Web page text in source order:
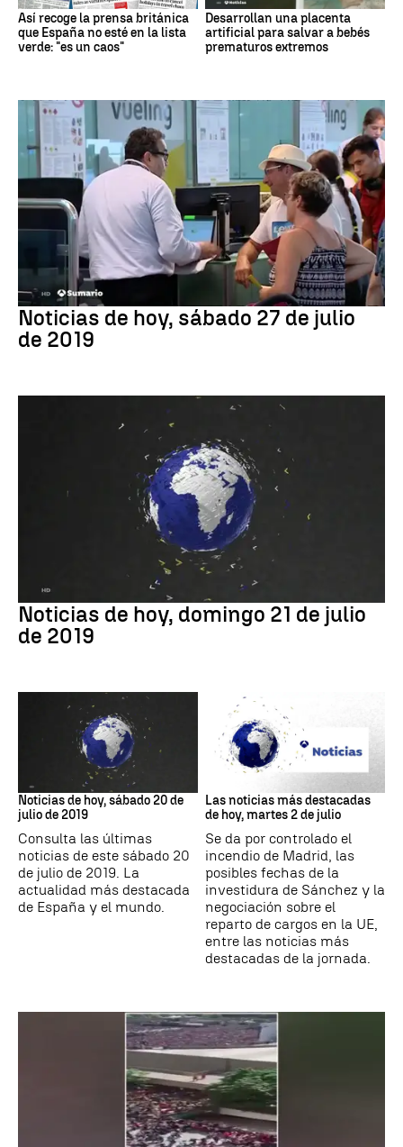
Así recoge la prensa británica
que España no esté en la lista
verde: "es un caos"
Desarrollan una placenta
artificial para salvar a bebés
prematuros extremos
ÚLTIMAS NOTICIAS
Noticias de hoy, sábado 27 de julio
de 2019
ÚLTIMAS NOTICIAS
Noticias de hoy, domingo 21 de julio
de 2019
ÚLTIMAS NOTICIAS
Noticias de hoy, sábado 20 de
julio de 2019
Consulta las últimas
noticias de este sábado 20
de julio de 2019. La
actualidad más destacada
de España y el mundo.
Las noticias más destacadas
de hoy, martes 2 de julio
Se da por controlado el
incendio de Madrid, las
posibles fechas de la
investidura de Sánchez y la
negociación sobre el
reparto de cargos en la UE,
entre las noticias más
destacadas de la jornada.